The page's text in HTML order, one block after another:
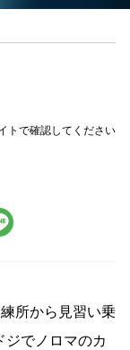
トで確認してください
所から見習い乗
ジでノロマのカ